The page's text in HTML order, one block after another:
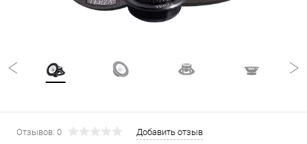
Отзывов: 0 Добавить отзыв